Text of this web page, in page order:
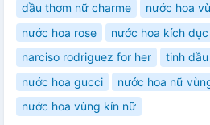
dầu thơm nữ charme
nước hoa
nước hoa rose
nước hoa kích dục
narciso rodriguez for her
tinh
nước hoa gucci
nước hoa nữ
nước hoa vùng kín nữ